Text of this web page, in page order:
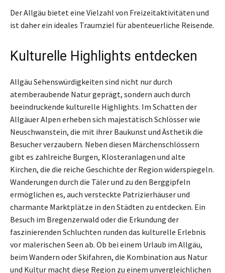
Der Allgäu bietet eine Vielzahl von Freizeitaktivitäten und
ist daher ein ideales Traumziel für abenteuerliche Reisende.
Kulturelle Highlights entdecken
Allgäu Sehenswürdigkeiten sind nicht nur durch
atemberaubende Natur geprägt, sondern auch durch
beeindruckende kulturelle Highlights. Im Schatten der
Allgäuer Alpen erheben sich majestätisch Schlösser wie
Neuschwanstein, die mit ihrer Baukunst und Ästhetik die
Besucher verzaubern. Neben diesen Märchenschlössern
gibt es zahlreiche Burgen, Klosteranlagen und alte
Kirchen, die die reiche Geschichte der Region widerspiegeln.
Wanderungen durch die Täler und zu den Berggipfeln
ermöglichen es, auch versteckte Patrizierhäuser und
charmante Marktplätze in den Städten zu entdecken. Ein
Besuch im Bregenzerwald oder die Erkundung der
faszinierenden Schluchten runden das kulturelle Erlebnis
vor malerischen Seen ab. Ob bei einem Urlaub im Allgäu,
beim Wandern oder Skifahren, die Kombination aus Natur
und Kultur macht diese Region zu einem unvergleichlichen